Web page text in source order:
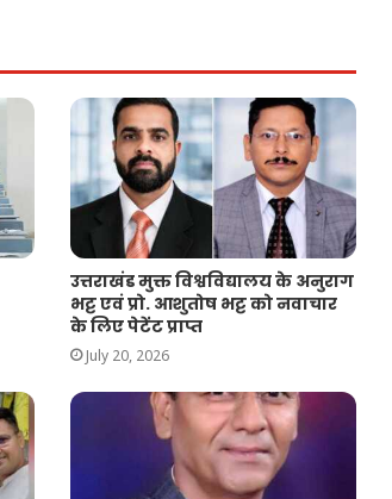
उत्तराखंड मुक्त विश्वविद्यालय के अनुराग
भट्ट एवं प्रो. आशुतोष भट्ट को नवाचार
के लिए पेटेंट प्राप्त
July 20, 2026